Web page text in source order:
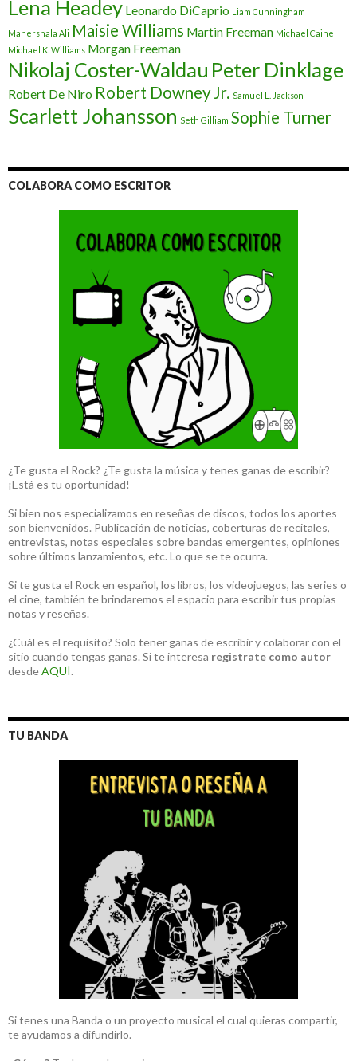
Lena Headey Leonardo DiCaprio Liam Cunningham
Mahershala Ali Maisie Williams Martin Freeman Michael Caine
Michael K. Williams Morgan Freeman
Nikolaj Coster-Waldau Peter Dinklage
Robert De Niro Robert Downey Jr. Samuel L. Jackson
Scarlett Johansson Seth Gilliam Sophie Turner
COLABORA COMO ESCRITOR
¿Te gusta el Rock? ¿Te gusta la música y tenes ganas de escribir?
¡Está es tu oportunidad!
Si bien nos especializamos en reseñas de discos, todos los aportes
son bienvenidos. Publicación de noticias, coberturas de recitales,
entrevistas, notas especiales sobre bandas emergentes, opiniones
sobre últimos lanzamientos, etc. Lo que se te ocurra.
Si te gusta el Rock en español, los libros, los videojuegos, las series o
el cine, también te brindaremos el espacio para escribir tus propias
notas y reseñas.
¿Cuál es el requisito? Solo tener ganas de escribir y colaborar con el
sitio cuando tengas ganas. Si te interesa registrate como autor
desdeAQUÍ.
TU BANDA
Si tenes una Banda o un proyecto musical el cual quieras compartir,
te ayudamos a difundirlo.